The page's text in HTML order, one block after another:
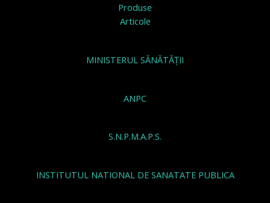
Produse
Articole
MINISTERUL SĂNĂTĂȚII
ANPC
S.N.P.M.A.P.S.
INSTITUTUL NATIONAL DE SANATATE PUBLICA